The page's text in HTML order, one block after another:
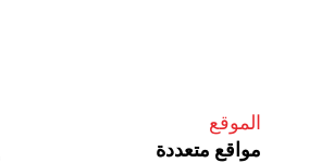
الموقع
مواقع متعددة